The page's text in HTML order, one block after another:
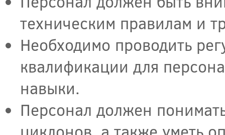
техническим правилам и
Необходимо проводить
квалификации для
навыки.
Персонал должен